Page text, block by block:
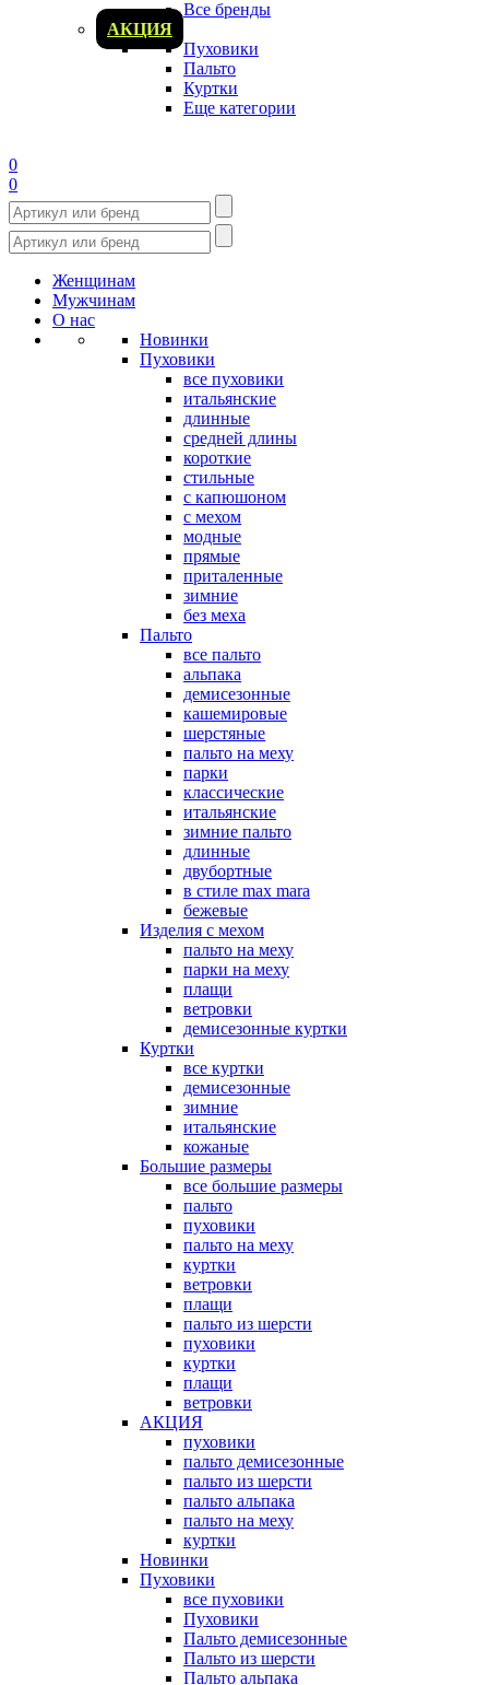
Все бренды
АКЦИЯ
Пуховики
Пальто
Куртки
Еще категории
0
0
Женщинам
Мужчинам
О нас
Новинки
Пуховики
все пуховики
итальянские
длинные
средней длины
короткие
стильные
с капюшоном
с мехом
модные
прямые
приталенные
зимние
без меха
Пальто
все пальто
альпака
демисезонные
кашемировые
шерстяные
пальто на меху
парки
классические
итальянские
зимние пальто
длинные
двубортные
в стиле max mara
бежевые
Изделия с мехом
пальто на меху
парки на меху
плащи
ветровки
демисезонные куртки
Куртки
все куртки
демисезонные
зимние
итальянские
кожаные
Большие размеры
все большие размеры
пальто
пуховики
пальто на меху
куртки
ветровки
плащи
пальто из шерсти
пуховики
куртки
плащи
ветровки
АКЦИЯ
пуховики
пальто демисезонные
пальто из шерсти
пальто альпака
пальто на меху
куртки
Новинки
Пуховики
все пуховики
Пуховики
Пальто демисезонные
Пальто из шерсти
Пальто альпака